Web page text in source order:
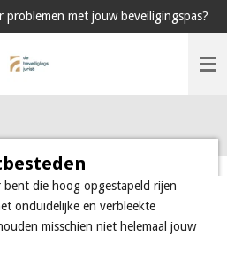
met jouw beveiligingspas?
bent die hoog opgestapeld rijen
onduidelijke en verbleekte
misschien niet helemaal jouw